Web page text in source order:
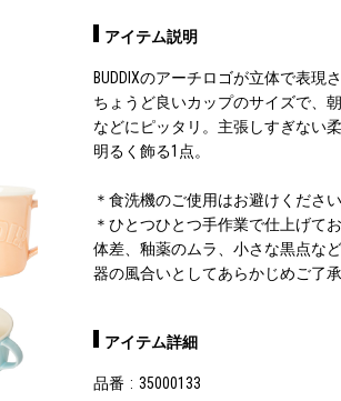
アイテム説明
BUDDIXのアーチロゴが立体で表現
ちょうど良いカップのサイズで、
などにピッタリ。主張しすぎない
明るく飾る1点。
＊食洗機のご使用はお避けください
＊ひとつひとつ手作業で仕上げて
体差、釉薬のムラ、小さな黒点な
器の風合いとしてあらかじめご了
アイテム詳細
品番
35000133